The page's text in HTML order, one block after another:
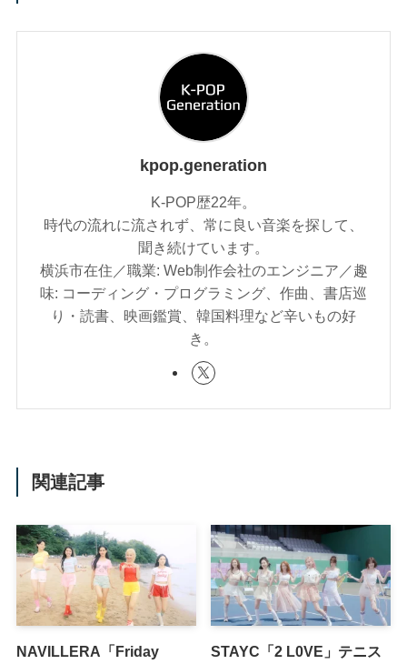
kpop.generation
K-POP歴22年。
時代の流れに流されず、常に良い音楽を探して、
聞き続けています。
横浜市在住／職業: Web制作会社のエンジニア／趣
味: コーディング・プログラミング、作曲、書店巡
り・読書、映画鑑賞、韓国料理など辛いもの好
き。
関連記事
NAVILLERA「Friday
STAYC「2 L0VE」テニス